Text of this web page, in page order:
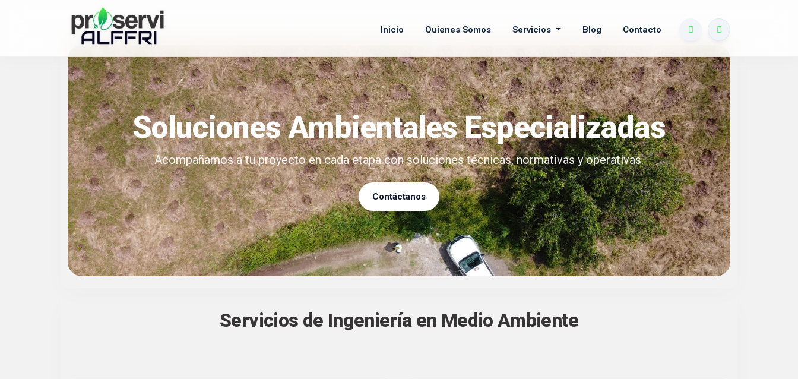
Inicio Quienes Somos Servicios Blog Contacto
Soluciones Ambientales Especializadas
Acompañamos a tu proyecto en cada etapa con soluciones técnicas, normativas y operativas.
Contáctanos
Servicios de Ingeniería en Medio Ambiente